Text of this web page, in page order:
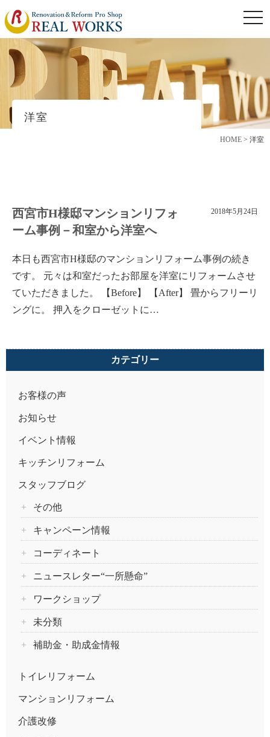
洋室
HOME > 洋室
西宮市H様邸マンションリフォ
ーム事例－和室から洋室へ
2018年5月24日
本日も西宮市H様邸のマンションリフォーム事例の続き
です。 元々は和室だったお部屋を洋室にリフォームさせ
ていただきました。 【Before】 【After】 畳からフリーリ
ングに。 押入をクローゼットに…
カテゴリー
お客様の声
お知らせ
イベント情報
キッチンリフォーム
スタッフブログ
その他
キャンペーン情報
コーディネート
ニュースレター“一所懸命”
ワークショップ
未分類
補助金・助成金情報
トイレリフォーム
マンションリフォーム
介護改修